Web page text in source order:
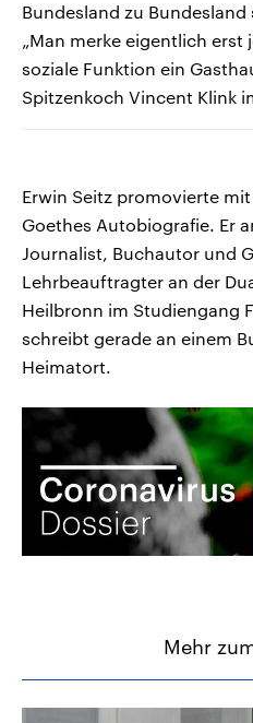
Bundesland zu
„Man merke eigentlich
soziale Funktion ein
Spitzenkoch Vincent Klink
Erwin Seitz promovierte
Goethes Autobiografie. Er
Journalist, Buchautor und
Lehrbeauftragter an der
Heilbronn im Studiengang
schreibt gerade an einem
Heimatort.
Mehr